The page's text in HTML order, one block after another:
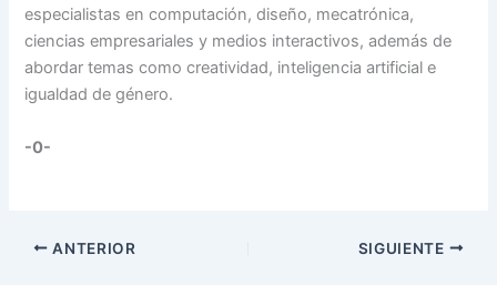
especialistas en computación, diseño, mecatrónica,
ciencias empresariales y medios interactivos, además de
abordar temas como creatividad, inteligencia artificial e
igualdad de género.
-0-
ANTERIOR SIGUIENTE